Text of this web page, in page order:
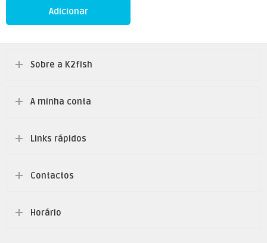
Adicionar
Sobre a K2fish
A minha conta
Links rápidos
Contactos
Horário